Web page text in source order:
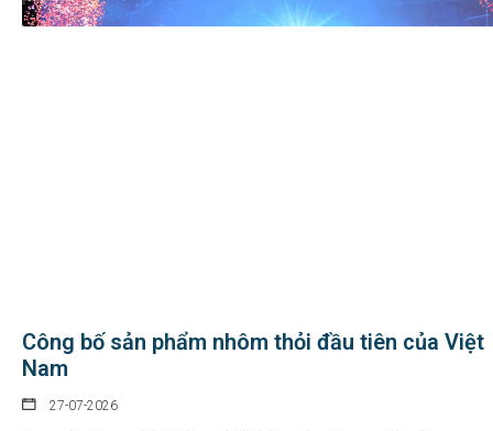
Công bố sản phẩm nhôm thỏi đầu tiên của Việt
Nam
27-07-2026